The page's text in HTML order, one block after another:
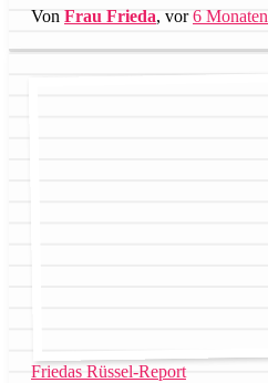
Von Frau Frieda, vor6 Monaten
Friedas Rüssel-Report